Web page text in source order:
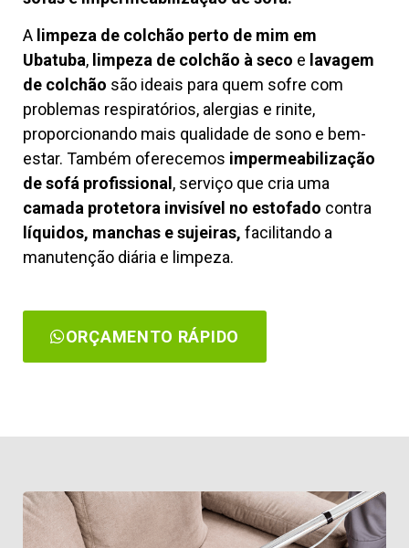
A limpeza de colchão perto de mim em
Ubatuba, limpeza de colchão à seco e lavagem
de colchão são ideais para quem sofre com
problemas respiratórios, alergias e rinite,
proporcionando mais qualidade de sono e bem-
estar. Também oferecemos impermeabilização
de sofá profissional , serviço que cria uma
camada protetora invisível no estofado contra
líquidos, manchas e sujeiras, facilitando a
manutenção diária e limpeza.
ORÇAMENTO RÁPIDO